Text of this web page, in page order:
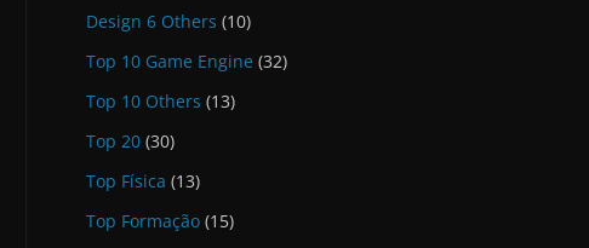
Design 6 Others (10)
Top 10 Game Engine (32)
Top 10 Others (13)
Top 20 (30)
Top Física (13)
Top Formação (15)